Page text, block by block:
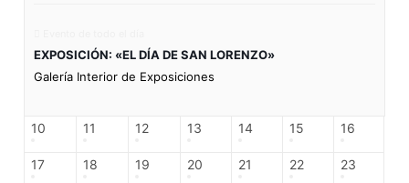
EXPOSICIÓN: «EL DÍA DE SAN LORENZO»
Galería Interior de Exposiciones
10 11 12 13 14 15 16
17 18 19 20 21 22 23